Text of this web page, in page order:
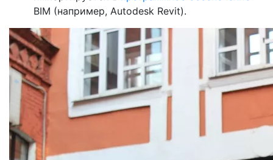
BIM (например, Autodesk Revit).